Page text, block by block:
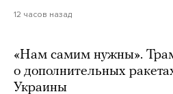
12 часов назад
«Нам самим нужны».
о дополнительных
Украины